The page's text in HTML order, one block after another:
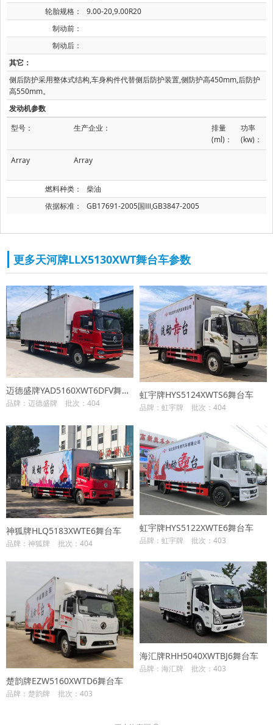
轮胎规格：
9.00-20,9.00R20
制动前：
制动后：
其它：
侧后防护采用整体式结构,车身构件代替侧后防护装置,侧防护高450mm,后防护
高550mm。
发动机参数
型号：
生产企业：
排量
(ml)：
功率
(kw)：
Array
Array
燃料种类：
柴油
依据标准：
GB17691-2005国Ⅲ,GB3847-2005
更多天河牌LLX5130XWT舞台车参数
迈德盛牌YAD5160XWT6DFV舞台车
品牌：迈德盛牌 批次：404
虹宇牌HYS5124XWTS6舞台车
品牌：虹宇牌 批次：404
神狐牌HLQ5183XWTE6舞台车
品牌：神狐牌 批次：404
虹宇牌HYS5122XWTE6舞台车
品牌：虹宇牌 批次：403
楚韵牌EZW5160XWTD6舞台车
品牌：楚韵牌 批次：403
海汇牌RHH5040XWTBJ6舞台车
品牌：海汇牌 批次：403